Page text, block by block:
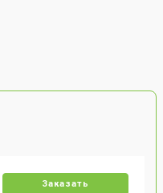
Заказать